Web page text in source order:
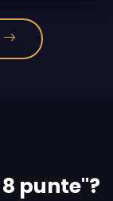
punte"?